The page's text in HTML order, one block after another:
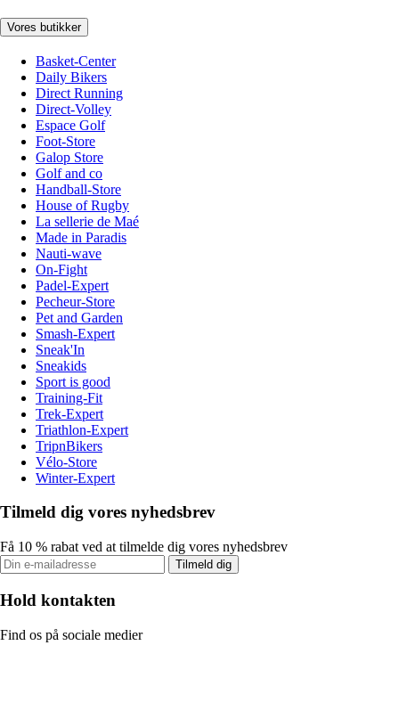
Vores butikker
Basket-Center
Daily Bikers
Direct Running
Direct-Volley
Espace Golf
Foot-Store
Galop Store
Golf and co
Handball-Store
House of Rugby
La sellerie de Maé
Made in Paradis
Nauti-wave
On-Fight
Padel-Expert
Pecheur-Store
Pet and Garden
Smash-Expert
Sneak'In
Sneakids
Sport is good
Training-Fit
Trek-Expert
Triathlon-Expert
TripnBikers
Vélo-Store
Winter-Expert
Tilmeld dig vores nyhedsbrev
Få 10 % rabat ved at tilmelde dig vores nyhedsbrev
Tilmeld dig
Hold kontakten
Find os på sociale medier